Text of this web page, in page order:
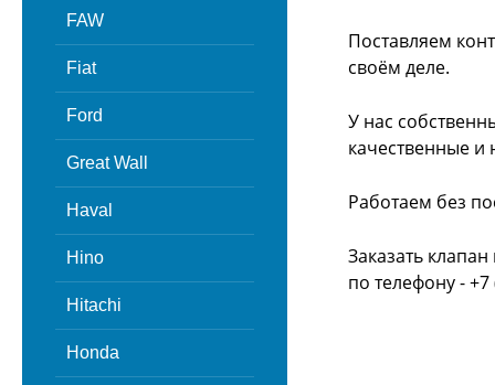
FAW
Fiat
Ford
Great Wall
Haval
Hino
Hitachi
Honda
Поставляем
своём деле.
У нас
качественные и
Работаем без
Заказать
по телефону -